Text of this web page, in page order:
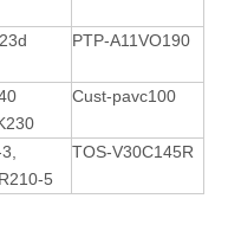
PTP-A11VO190
Cust-pavc100
R210-5
TOS-V30C145R